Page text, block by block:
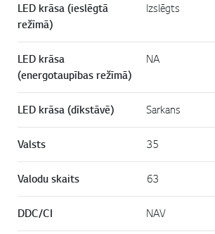
LED krāsa (ieslēgtā
režīmā)
Izslēgts
LED krāsa
(energotaupības režīmā)
NA
LED krāsa (dīkstāvē) Sarkans
Valsts 35
Valodu skaits 63
DDC/CI NAV